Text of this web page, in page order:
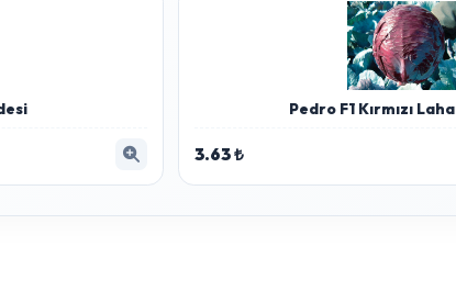
Çözümler
iyileştirecek en etkili tavsiyeler
Ortam ve Yüzey Dezenfektanı 5 Lt
göre bu ürün bitkinizin direncini artırmak ve sorunu